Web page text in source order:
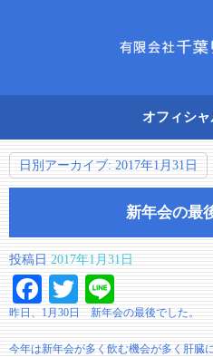
オフィシ
日別アーカイブ: 2017年1月31日
新年会の最
投稿日 2017年1月31日
Facebook
Twitter
昨日、1月30日 新年会の最後でした。
今年は新年会が多く飲む機会が多く肝臓